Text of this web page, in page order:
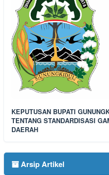
KEPUTUSAN BUPATI
TENTANG STANDARDISASI
DAERAH
Arsip Artikel